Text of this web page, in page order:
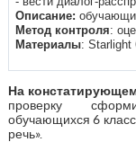
Описание:
Метод контроля:
Материалы: Starlight
На
проверку
обучающихся 6
речь».